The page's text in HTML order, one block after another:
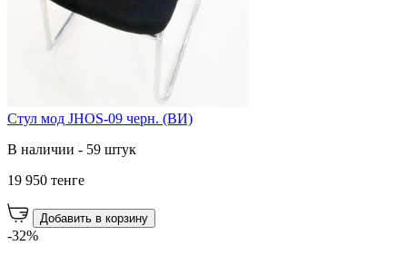
Стул мод JHOS-09 черн. (ВИ)
В наличии - 59 штук
19 950 тенге
Добавить в корзину
-32%